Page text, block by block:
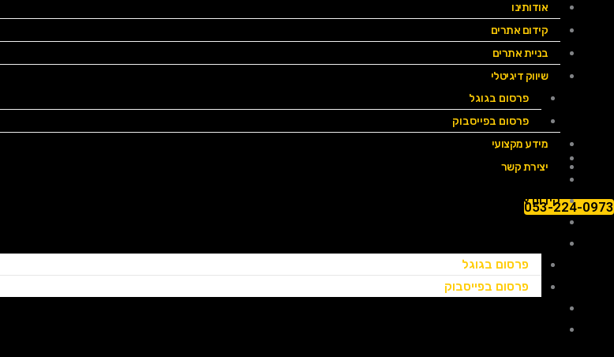
אודותינו
קידום אתרים
בניית אתרים
שיווק דיגיטלי
פרסום בגוגל
פרסום בפייסבוק
מידע מקצועי
יצירת קשר
053-224-0973
קידום אתרים
פרסום בגוגל
פרסום בפייסבוק